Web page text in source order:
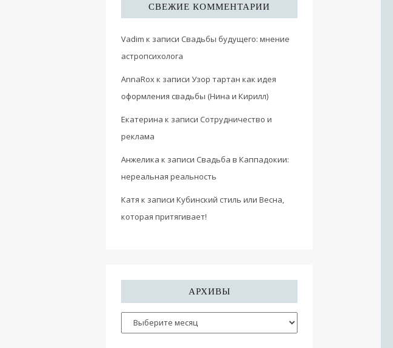
СВЕЖИЕ КОММЕНТАРИИ
Vadim к записи Свадьбы будущего: мнение
астропсихолога
AnnaRoxк записи Узор тартан как идея
оформления свадьбы (Нина и Кирилл)
Екатерина к записи Сотрудничество и
реклама
Анжелика к записи Свадьба в Каппадокии:
нереальная реальность
Катя к записи Кубинский стиль или Весна,
которая притягивает!
АРХИВЫ